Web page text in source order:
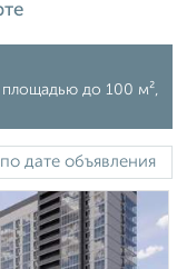
площадью до 100 м²,